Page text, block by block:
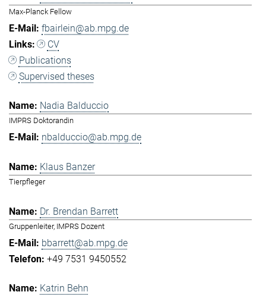
Max-Planck Fellow
fbairlein@ab.mpg.de
CV
Publications
Supervised theses
Nadia Balduccio
IMPRS Doktorandin
nbalduccio@ab.mpg.de
Klaus Banzer
Tierpfleger
Dr. Brendan Barrett
Gruppenleiter, IMPRS Dozent
bbarrett@ab.mpg.de
+49 7531 9450552
Katrin Behn